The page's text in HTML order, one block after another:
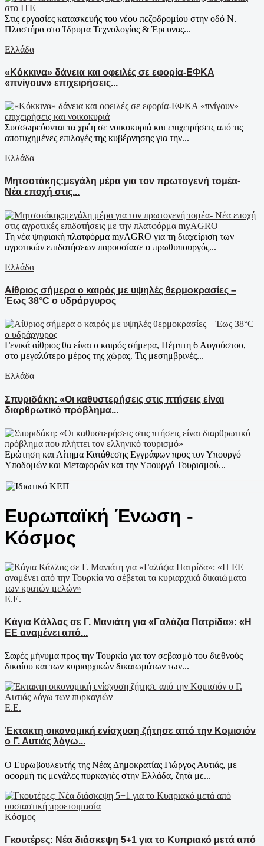
Στις εργασίες κατασκευής του νέου πεζοδρομίου στην οδό Ν.
Πλαστήρα στο Ίδρυμα Τεχνολογίας & Έρευνας...
Ελλάδα
«Κόκκινα» δάνεια και οφειλές σε εφορία-ΕΦΚΑ
«πνίγουν» επιχειρήσεις...
Συσσωρεύονται τα χρέη σε νοικοκυριά και επιχειρήσεις από τις
αποτυχημένες επιλογές της κυβέρνησης για την...
Ελλάδα
Μητσοτάκης:μεγάλη μέρα για τον πρωτογενή τομέα-
Νέα εποχή στις...
Τη νέα ψηφιακή πλατφόρμα myAGRO για τη διαχείριση των
αγροτικών επιδοτήσεων παρουσίασε ο πρωθυπουργός...
Ελλάδα
Αίθριος σήμερα ο καιρός με υψηλές θερμοκρασίες –
Έως 38°C ο υδράργυρος
Γενικά αίθριος θα είναι ο καιρός σήμερα, Πέμπτη 6 Αυγούστου,
στο μεγαλύτερο μέρος της χώρας. Τις μεσημβρινές...
Ελλάδα
Σπυριδάκη: «Οι καθυστερήσεις στις πτήσεις είναι
διαρθρωτικό πρόβλημα...
Ερώτηση και Αίτημα Κατάθεσης Εγγράφων προς τον Υπουργό
Υποδομών και Μεταφορών και την Υπουργό Τουρισμού...
Ευρωπαϊκή Ένωση -
Κόσμος
Ε.Ε.
Κάγια Κάλλας σε Γ. Μανιάτη για «Γαλάζια Πατρίδα»: «Η
ΕΕ αναμένει από...
Σαφές μήνυμα προς την Τουρκία για τον σεβασμό του διεθνούς
δικαίου και των κυριαρχικών δικαιωμάτων των...
Ε.Ε.
Έκτακτη οικονομική ενίσχυση ζήτησε από την Κομισιόν
ο Γ. Αυτιάς λόγω...
Ο Ευρωβουλευτής της Νέας Δημοκρατίας Γιώργος Αυτιάς, με
αφορμή τις μεγάλες πυρκαγιές στην Ελλάδα, ζητά με...
Κόσμος
Γκουτέρες: Νέα διάσκεψη 5+1 για το Κυπριακό μετά από